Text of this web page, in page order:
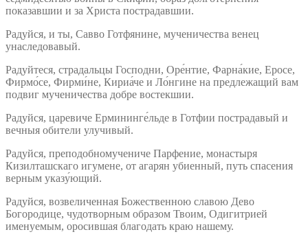
показавшии и за Христа пострадавшии.
Радуйся, и ты, Савво Готфянине, мученичества венец
унаследовавый.
Радуйтеся, страдальцы Господни, Оре́нтие, Фарна́кие, Еросе,
Фирмо́се, Фирми́не, Кириа́че и Ло́нгине на предлежащий вам
подвиг мученичества добре востекшии.
Радуйся, царевиче Ермининге́льде в Готфии пострадавый и
вечныя обители улучивый.
Радуйся, преподобномучениче Парфение, монастыря
Кизилташскаго игумене, от агарян убиенный, путь спасения
верным указу́ющий.
Радуйся, возвеличенная Божественною славою Дево
Богородице, чудотворным образом Твоим, Одигитрией
именуемым, оросившая благодать краю нашему.